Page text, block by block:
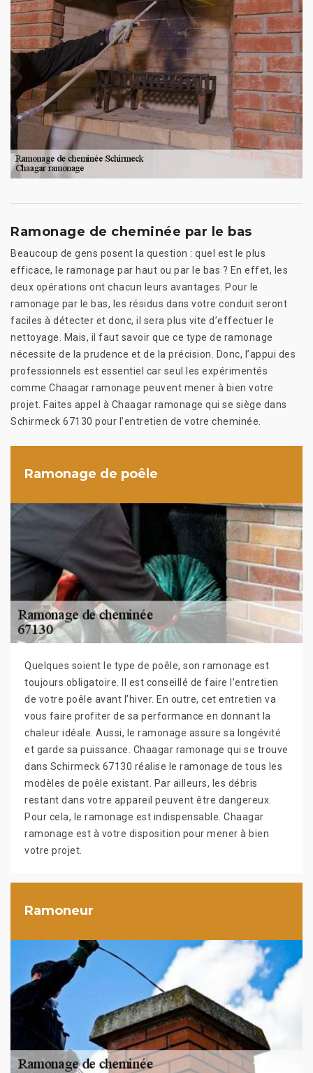
Ramonage de cheminée par le bas
Beaucoup de gens posent la question : quel est le plus
efficace, le ramonage par haut ou par le bas ? En effet, les
deux opérations ont chacun leurs avantages. Pour le
ramonage par le bas, les résidus dans votre conduit seront
faciles à détecter et donc, il sera plus vite d’effectuer le
nettoyage. Mais, il faut savoir que ce type de ramonage
nécessite de la prudence et de la précision. Donc, l’appui des
professionnels est essentiel car seul les expérimentés
comme Chaagar ramonage peuvent mener à bien votre
projet. Faites appel à Chaagar ramonage qui se siège dans
Schirmeck 67130 pour l’entretien de votre cheminée.
Ramonage de poêle
Quelques soient le type de poêle, son ramonage est
toujours obligatoire. Il est conseillé de faire l’entretien
de votre poêle avant l’hiver. En outre, cet entretien va
vous faire profiter de sa performance en donnant la
chaleur idéale. Aussi, le ramonage assure sa longévité
et garde sa puissance. Chaagar ramonage qui se trouve
dans Schirmeck 67130 réalise le ramonage de tous les
modèles de poêle existant. Par ailleurs, les débris
restant dans votre appareil peuvent être dangereux.
Pour cela, le ramonage est indispensable. Chaagar
ramonage est à votre disposition pour mener à bien
votre projet.
Ramoneur